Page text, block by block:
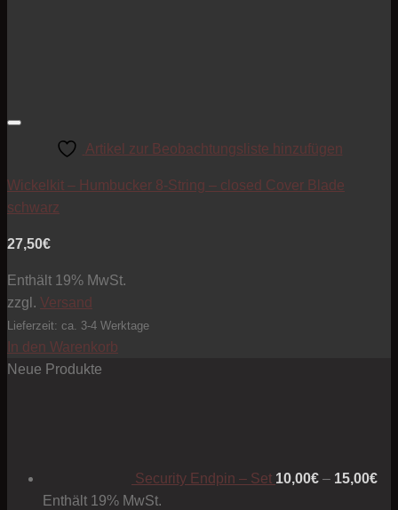
Artikel zur Beobachtungsliste hinzufügen
Wickelkit – Humbucker 8-String – closed Cover Blade
schwarz
27,50€
Enthält 19% MwSt.
zzgl. Versand
Lieferzeit: ca. 3-4 Werktage
In den Warenkorb
Neue Produkte
Security Endpin – Set 10,00€ – 15,00€
Enthält 19% MwSt.